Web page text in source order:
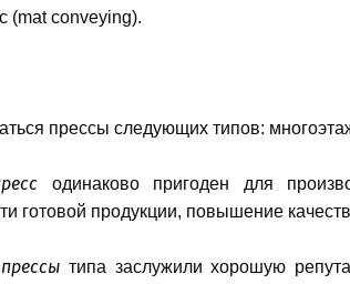
(mat conveying).
прессы следующих типов:
одинаково пригоден для
готовой продукции, повышение
типа заслужили хорошую